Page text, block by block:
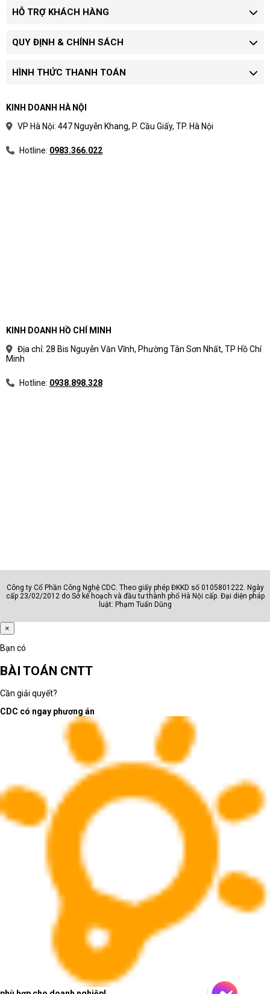
HỖ TRỢ KHÁCH HÀNG
QUY ĐỊNH & CHÍNH SÁCH
HÌNH THỨC THANH TOÁN
KINH DOANH HÀ NỘI
VP Hà Nội: 447 Nguyễn Khang, P. Cầu Giấy, TP. Hà Nội
Hotline: 0983.366.022
KINH DOANH HỒ CHÍ MINH
Địa chỉ: 28 Bis Nguyễn Văn Vĩnh, Phường Tân Sơn Nhất, TP Hồ Chí
Minh
Hotline: 0938.898.328
Công ty Cổ Phần Công Nghệ CDC. Theo giấy phép ĐKKD số 0105801222. Ngày
cấp 23/02/2012 do Sở kế hoạch và đầu tư thành phố Hà Nội cấp. Đại diện pháp
luật: Phạm Tuấn Dũng
×
Bạn có
BÀI TOÁN CNTT
Cần giải quyết?
CDC có ngay phương án